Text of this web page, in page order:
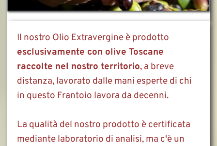
esclusivamente con olive Toscane
raccolte nel nostro territorio, a breve
distanza, lavorato dalle mani esperte di chi
in questo Frantoio lavora da decenni.
La qualità del nostro prodotto è certificata
mediante laboratorio di analisi, ma c'è un